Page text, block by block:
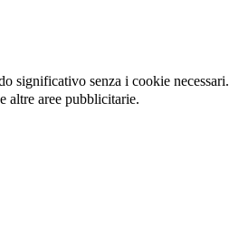
significativo senza i cookie necessari.
altre aree pubblicitarie.